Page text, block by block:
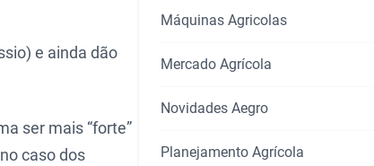
e ainda dão
ser mais “forte”
caso dos
Máquinas Agricolas
Mercado Agrícola
Novidades Aegro
Planejamento Agrícola